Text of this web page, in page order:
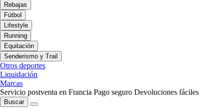
Rebajas
Fútbol
Lifestyle
Running
Equitación
Senderismo y Trail
Otros deportes
Liquidación
Marcas
Servicio postventa en Francia Pago seguro Devoluciones fáciles
Buscar